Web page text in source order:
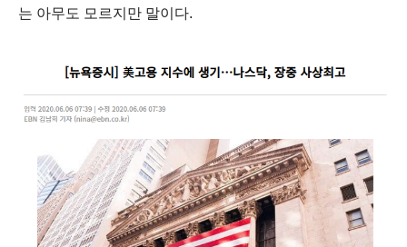
는 아무도 모르지만 말이다.